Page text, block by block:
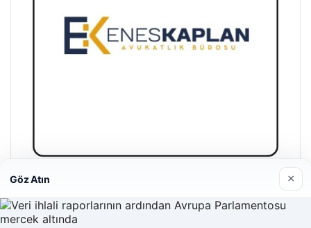
Enes Kaplan Avukatlık Bürosu
28/04/2026
Göz Atın ×